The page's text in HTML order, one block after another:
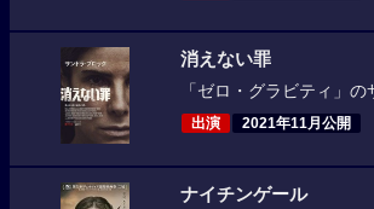
消えない罪
「ゼロ・グラビティ」の
出演 2021年11月公開
ナイチンゲール